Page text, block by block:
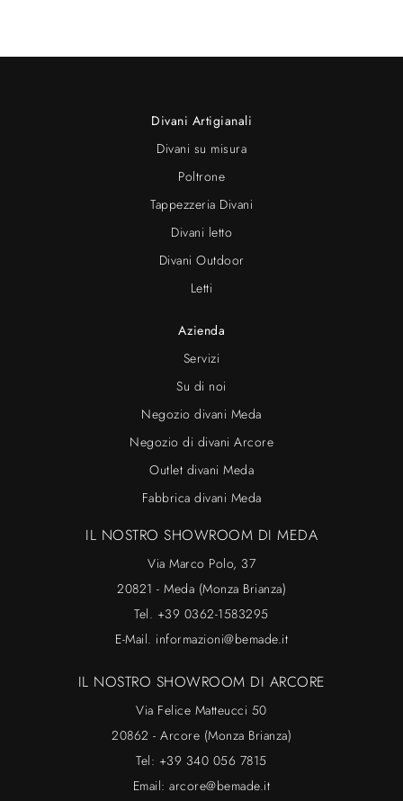
Divani Artigianali
Divani su misura
Poltrone
Tappezzeria Divani
Divani letto
Divani Outdoor
Letti
Azienda
Servizi
Su di noi
Negozio divani Meda
Negozio di divani Arcore
Outlet divani Meda
Fabbrica divani Meda
IL NOSTRO SHOWROOM DI MEDA
Via Marco Polo, 37
20821 - Meda (Monza Brianza)
Tel. +39 0362-1583295
E-Mail. informazioni@bemade.it
IL NOSTRO SHOWROOM DI ARCORE
Via Felice Matteucci 50
20862 - Arcore (Monza Brianza)
Tel: +39 340 056 7815
Email:arcore@bemade.it